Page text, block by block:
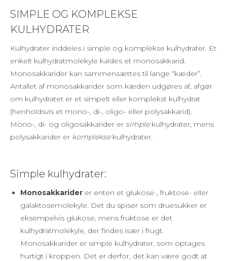
SIMPLE OG KOMPLEKSE
KULHYDRATER
Kulhydrater inddeles i simple og komplekse kulhydrater. Et
enkelt kulhydratmolekyle kaldes et monosakkarid.
Monosakkarider kan sammensættes til lange “kæder”.
Antallet af monosakkarider som kæden udgøres af, afgør
om kulhydratet er et simpelt eller komplekst kulhydrat
(henholdsvis et mono-, di-, oligo- eller polysakkarid).
Mono-, di- og oligosakkarider er simplekulhydrater, mens
polysakkarider er kompleksekulhydrater.
Simple kulhydrater:
Monosakkarider er enten et glukose-, fruktose- eller
galaktosemolekyle. Det du spiser som druesukker er
eksempelvis glukose, mens fruktose er det
kulhydratmolekyle, der findes især i frugt.
Monosakkarider er simple kulhydrater, som optages
hurtigt i kroppen. Det er derfor, det kan være godt at